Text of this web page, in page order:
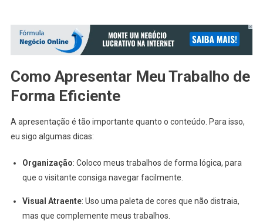
Como Apresentar Meu Trabalho de
Forma Eficiente
A apresentação é tão importante quanto o conteúdo. Para isso,
eu sigo algumas dicas:
Organização: Coloco meus trabalhos de forma lógica, para
que o visitante consiga navegar facilmente.
Visual Atraente: Uso uma paleta de cores que não distraia,
mas que complemente meus trabalhos.